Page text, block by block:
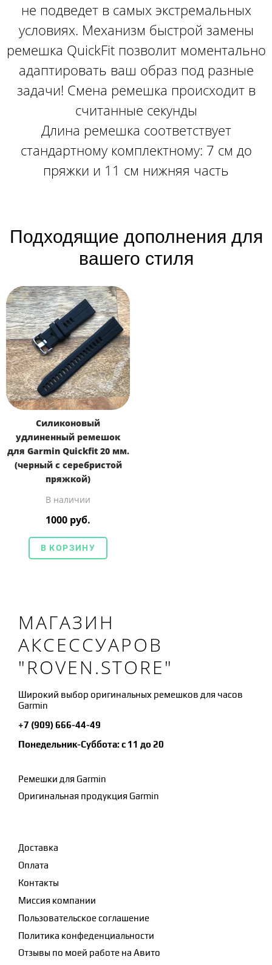
не подведет в самых экстремальных
условиях. Механизм быстрой замены
ремешка QuickFit позволит моментально
адаптировать ваш образ под разные
задачи! Смена ремешка происходит в
считанные секунды
Длина ремешка соответствует
стандартному комплектному: 7 см до
пряжки и 11 см нижняя часть
Подходящие дополнения для
вашего стиля
Силиконовый
удлиненный ремешок
для Garmin Quickfit 20 мм.
(черный с серебристой
пряжкой)
В наличии
1000 руб.
В КОРЗИНУ
МАГАЗИН
АКСЕССУАРОВ
"ROVEN.STORE"
Широкий выбор оригинальных ремешков для часов
Garmin
+7 (909) 666-44-49
Понедельник-Суббота: с 11 до 20
Ремешки для Garmin
Оригинальная продукция Garmin
Доставка
Оплата
Контакты
Миссия компании
Пользовательское соглашение
Политика конфеденциальности
Отзывы по моей работе на Авито